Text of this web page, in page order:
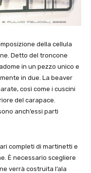
della cellula
Detto del troncone
in un pezzo unico e
in due. La beaver
così come i cuscini
del carapace.
anch’essi parti
completi di martinetti e
È necessario scegliere
verrà costruita l’ala